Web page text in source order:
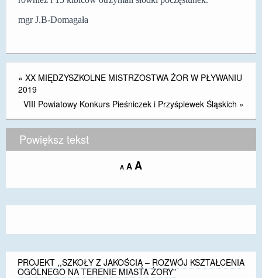
mgr J.B-Domagała
« XX MIĘDZYSZKOLNE MISTRZOSTWA ŻOR W PŁYWANIU
2019
VIII Powiatowy Konkurs Pieśniczek i Przyśpiewek Śląskich »
Powiększ tekst
A Decrease
size.
A Reset
size.
AIncrease
size.
PROJEKT ,,SZKOŁY Z JAKOŚCIĄ – ROZWÓJ KSZTAŁCENIA
OGÓLNEGO NA TERENIE MIASTA ŻORY”